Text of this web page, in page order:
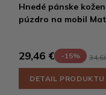
Hnedé pánske
púzdro na mobil
29,46 € -15%
DETAIL PRODUKTU